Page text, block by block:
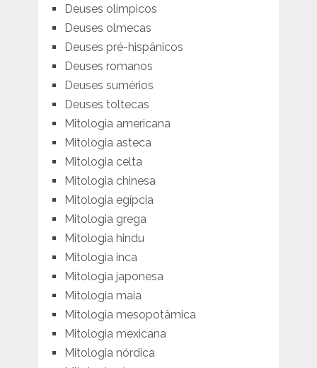
Deuses olímpicos
Deuses olmecas
Deuses pré-hispânicos
Deuses romanos
Deuses sumérios
Deuses toltecas
Mitologia americana
Mitologia asteca
Mitologia celta
Mitologia chinesa
Mitologia egípcia
Mitologia grega
Mitologia hindu
Mitologia inca
Mitologia japonesa
Mitologia maia
Mitologia mesopotâmica
Mitologia mexicana
Mitologia nórdica